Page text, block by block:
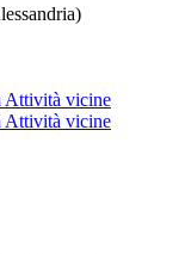
Attività vicine
Attività vicine